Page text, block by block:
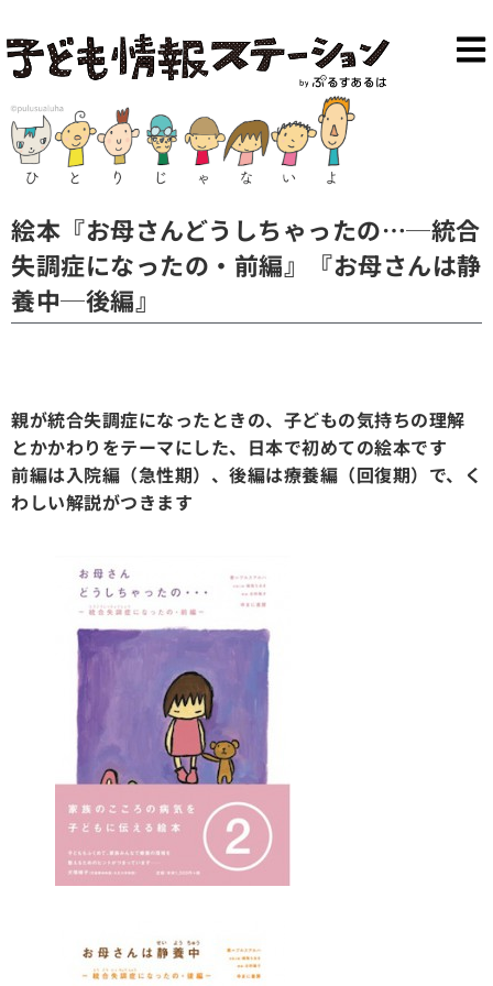
絵本『お母さんどうしちゃったの…─統合
失調症になったの・前編』『お母さんは静
養中─後編』
親が統合失調症になったときの、子どもの気持ちの理解
とかかわりをテーマにした、日本で初めての絵本です
前編は入院編（急性期）、後編は療養編（回復期）で、く
わしい解説がつきます